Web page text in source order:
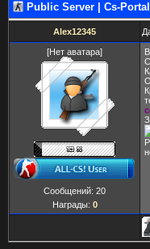
Public Server | Cs-Portal
Alex12345
[Нет аватара]
Сообщений: 20
Награды: 0